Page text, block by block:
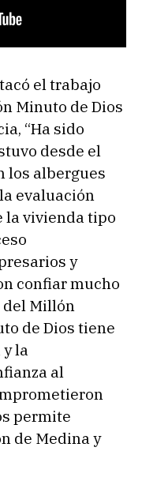
el trabajo
Minuto de Dios
“Ha sido
desde el
los albergues
evaluación
la vivienda tipo
y
confiar mucho
del Millón
de Dios tiene
la
al
permite
de Medina y